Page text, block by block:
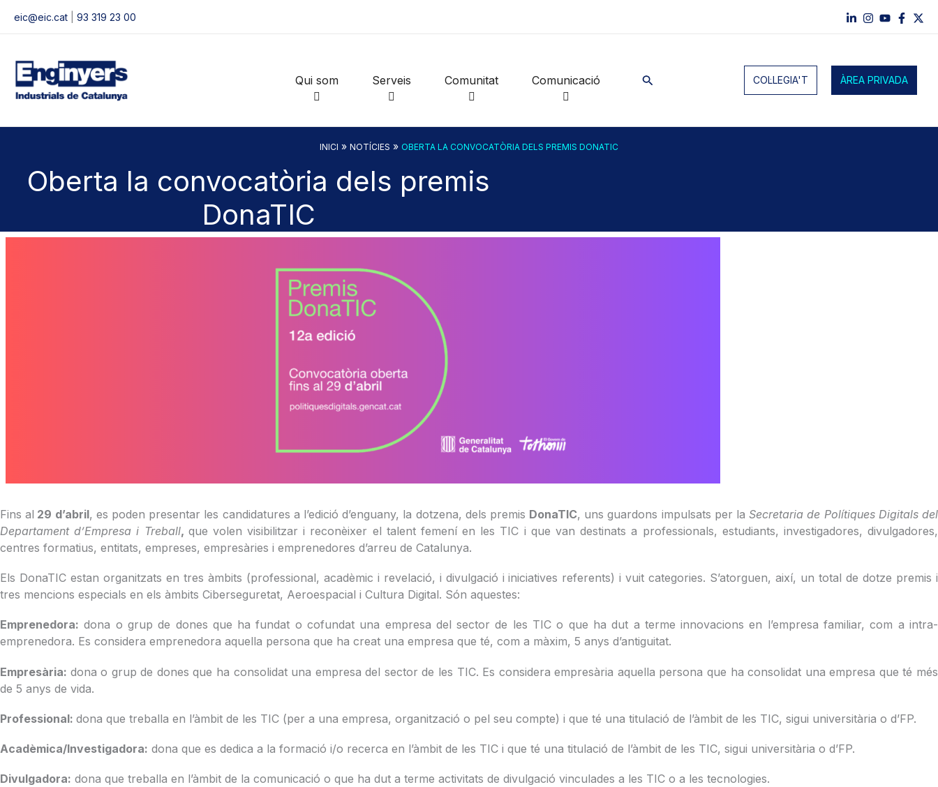
eic@eic.cat 93 319 23 00
Qui som Serveis Comunitat Comunicació Cerca COL·LEGIA'T ÀREA PRIVADA
INICI » NOTÍCIES » OBERTA LA CONVOCATÒRIA DELS PREMIS DONATIC
Oberta la convocatòria dels premis
DonaTIC
Fins al 29 d’abril, es poden presentar les candidatures a l’edició d’enguany, la dotzena, dels premis DonaTIC, uns guardons impulsats per laSecretaria de Polítiques Digitals del
Departament d’Empresa i Treball, que volen visibilitzar i reconèixer el talent femení en les TIC i que van destinats a professionals, estudiants, investigadores, divulgadores,
centres formatius, entitats, empreses, empresàries i emprenedores d’arreu de Catalunya.
Els DonaTIC estan organitzats en tres àmbits (professional, acadèmic i revelació, i divulgació i iniciatives referents) i vuit categories. S’atorguen, així, un total de dotze premis i
tres mencions especials en els àmbits Ciberseguretat, Aeroespacial i Cultura Digital. Són aquestes:
Emprenedora: dona o grup de dones que ha fundat o cofundat una empresa del sector de les TIC o que ha dut a terme innovacions en l’empresa familiar, com a intra-
emprenedora. Es considera emprenedora aquella persona que ha creat una empresa que té, com a màxim, 5 anys d’antiguitat.
Empresària: dona o grup de dones que ha consolidat una empresa del sector de les TIC. Es considera empresària aquella persona que ha consolidat una empresa que té més
de 5 anys de vida.
Professional: dona que treballa en l’àmbit de les TIC (per a una empresa, organització o pel seu compte) i que té una titulació de l’àmbit de les TIC, sigui universitària o d’FP.
Acadèmica/Investigadora: dona que es dedica a la formació i/o recerca en l’àmbit de les TIC i que té una titulació de l’àmbit de les TIC, sigui universitària o d’FP.
Divulgadora: dona que treballa en l’àmbit de la comunicació o que ha dut a terme activitats de divulgació vinculades a les TIC o a les tecnologies.